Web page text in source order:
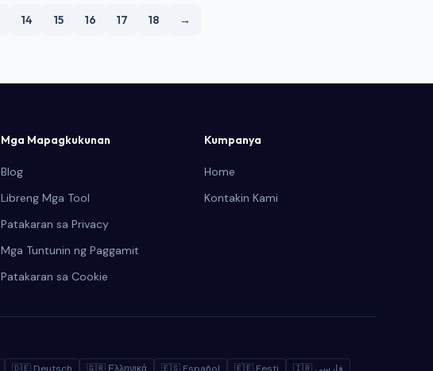
ito ang mga pattern ng integrasyon na
14 15 16 17 18 →
Mga Mapagkukunan
Blog
Libreng Mga Tool
Patakaran sa Privacy
Mga Tuntunin ng Paggamit
Patakaran sa Cookie
Kumpanya
Home
Kontakin Kami